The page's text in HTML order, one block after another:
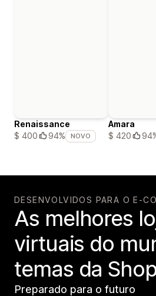
Renaissance
$ 400
94% NOVO
Amara
$ 420
DESENVOLVIDOS PARA O E-
As melhores
virtuais do
temas da
Preparado para o futuro